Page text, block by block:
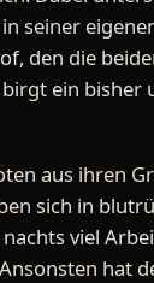
seiner
den die
ein bisher
aus ihren
sich in
viel
hat